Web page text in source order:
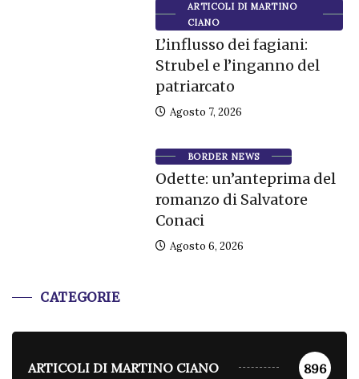
ARTICOLI DI MARTINO
CIANO
L’influsso dei fagiani:
Strubel e l’inganno del
patriarcato
Agosto 7, 2026
BORDER NEWS
Odette: un’anteprima del
romanzo di Salvatore
Conaci
Agosto 6, 2026
CATEGORIE
ARTICOLI DI MARTINO CIANO 896